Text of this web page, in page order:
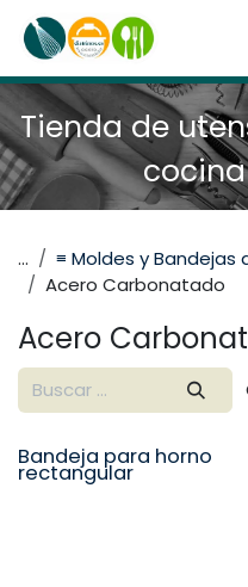
Ir al contenido
Tienda de
...
≡ Moldes y Bandejas
Acero Carbonatado
Acero
Seleccione un tamaño
Bandeja para horno
rectangular